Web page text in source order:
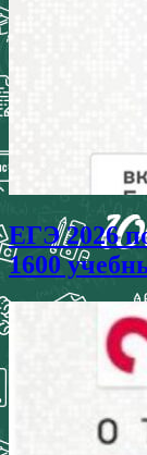
ЕГЭ 2026
1600